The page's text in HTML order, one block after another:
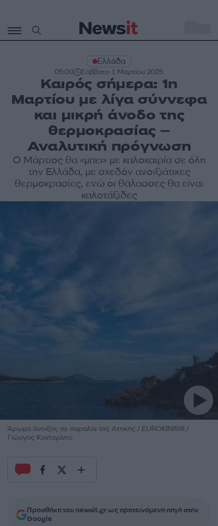
περιεχόμενο
Ελλάδα
05:00 Σάββατο 1 Μαρτίου 2025
Καιρός σήμερα: 1η
Μαρτίου με λίγα σύννεφα
και μικρή άνοδο της
θερμοκρασίας –
Αναλυτική πρόγνωση
Ο Μάρτιος θα «μπει» με καλοκαιρία σε όλη
την Ελλάδα, με σχεδόν ανοιξιάτικες
θερμοκρασίες, ενώ οι θάλασσες θα είναι
καλοτάξιδες
Άρωμα άνοιξης σε παραλία της Αττικής / EUROKINISSI /
Γιώργος Κονταρίνης
Προσθήκη του newsit.gr ως προτεινόμενη πηγή στην
Google